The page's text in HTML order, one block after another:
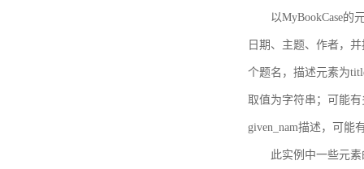
以MyBookCase的
日期、主题、作者，
个题名，描述元素为
取值为字符串；可能
given_nam描述，可能
此实例中一些元